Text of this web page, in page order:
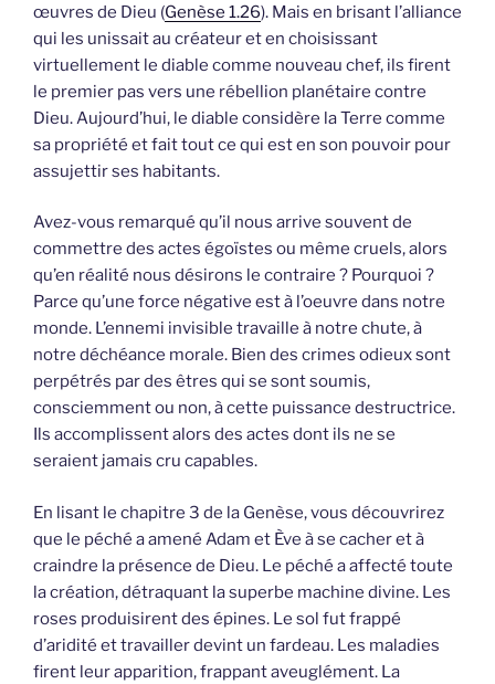
œuvres de Dieu (Genèse 1.26). Mais en brisant l’alliance
qui les unissait au créateur et en choisissant
virtuellement le diable comme nouveau chef, ils firent
le premier pas vers une rébellion planétaire contre
Dieu. Aujourd’hui, le diable considère la Terre comme
sa propriété et fait tout ce qui est en son pouvoir pour
assujettir ses habitants.
Avez-vous remarqué qu’il nous arrive souvent de
commettre des actes égoïstes ou même cruels, alors
qu’en réalité nous désirons le contraire ? Pourquoi ?
Parce qu’une force négative est à l’oeuvre dans notre
monde. L’ennemi invisible travaille à notre chute, à
notre déchéance morale. Bien des crimes odieux sont
perpétrés par des êtres qui se sont soumis,
consciemment ou non, à cette puissance destructrice.
Ils accomplissent alors des actes dont ils ne se
seraient jamais cru capables.
En lisant le chapitre 3 de la Genèse, vous découvrirez
que le péché a amené Adam et Ève à se cacher et à
craindre la présence de Dieu. Le péché a affecté toute
la création, détraquant la superbe machine divine. Les
roses produisirent des épines. Le sol fut frappé
d’aridité et travailler devint un fardeau. Les maladies
firent leur apparition, frappant aveuglément. La